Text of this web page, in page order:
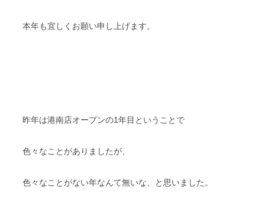
本年も宜しくお願い申し上げます。
昨年は港南店オープンの1年目ということで
色々なことがありましたが、
色々なことがない年なんて無いな、と思いました。